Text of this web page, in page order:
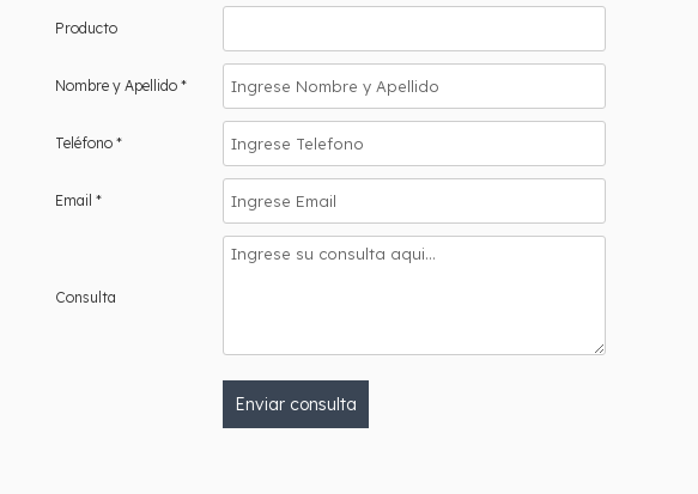
Producto
Nombre y Apellido *
Teléfono *
Email *
Consulta
Enviar consulta